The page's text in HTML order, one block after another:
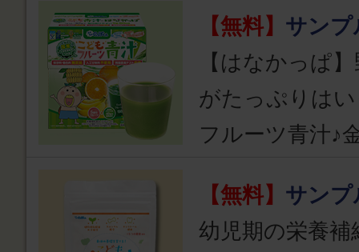
【無料】 サンプ
【はなかっぱ
がたっぷりは
フルーツ青汁♪
【無料】 サンプ
幼児期の栄養